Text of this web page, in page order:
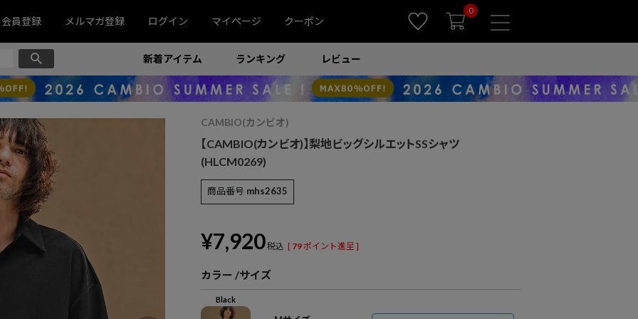
会員登録 メルマガ登録 ログイン マイページ クーポン
0
新着アイテム ランキング レビュー
CAMBIO(カンビオ)
【CAMBIO(カンビオ)】梨地ビッグシルエットSSシャツ
(HLCM0269)
商品番号 mhs2635
¥7,920税込 [ 79ポイント進呈 ]
カラー サイズ
Black